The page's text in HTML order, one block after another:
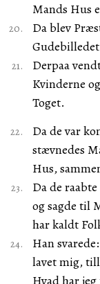
Mands Hus
Da blev
Derpaa
Kvinderne
Toget.
Da de var
stævnedes
Hus,
Da de
og sagde til
har kaldt
Han
lavet mig,
Hvad har